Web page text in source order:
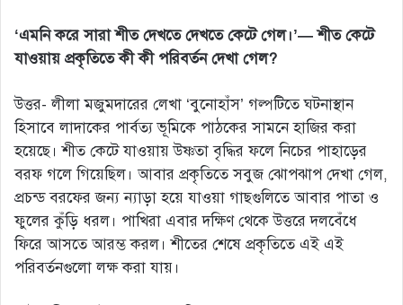
‘এমনি করে সারা শীত দেখতে দেখতে কেটে গেল।’— শীত কেটে
যাওয়ায় প্রকৃতিতে কী কী পরিবর্তন দেখা গেল?
উত্তর- লীলা মজুমদারের লেখা ‘বুনোহাঁস’ গল্পটিতে ঘটনাস্থান
হিসাবে লাদাকের পার্বত্য ভূমিকে পাঠকের সামনে হাজির করা
হয়েছে। শীত কেটে যাওয়ায় উষ্ণতা বৃদ্ধির ফলে নিচের পাহাড়ের
বরফ গলে গিয়েছিল। আবার প্রকৃতিতে সবুজ ঝোপঝাপ দেখা গেল,
প্রচন্ড বরফের জন্য ন্যাড়া হয়ে যাওয়া গাছগুলিতে আবার পাতা ও
ফুলের কুঁড়ি ধরল। পাখিরা এবার দক্ষিণ থেকে উত্তরে দলবেঁধে
ফিরে আসতে আরম্ভ করল। শীতের শেষে প্রকৃতিতে এই এই
পরিবর্তনগুলো লক্ষ করা যায়।